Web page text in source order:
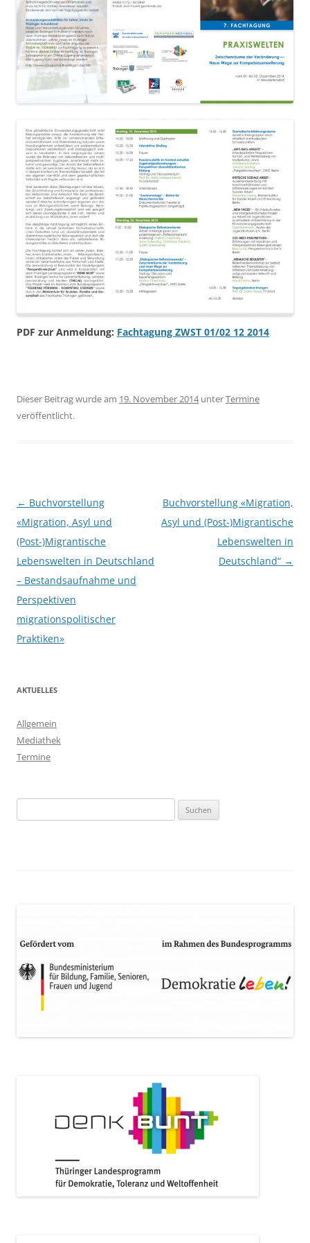
PDF zur Anmeldung: Fachtagung ZWST 01/02 12 2014
Dieser Beitrag wurde am 19. November 2014unterTermine
veröffentlicht.
Beitragsnavigation
← Buchvorstellung
«Migration, Asyl und
(Post-)Migrantische
Lebenswelten in Deutschland
– Bestandsaufnahme und
Perspektiven
migrationspolitischer
Praktiken»
Buchvorstellung «Migration,
Asyl und (Post-)Migrantische
Lebenswelten in
Deutschland“ →
AKTUELLES
Allgemein
Mediathek
Termine
nach: